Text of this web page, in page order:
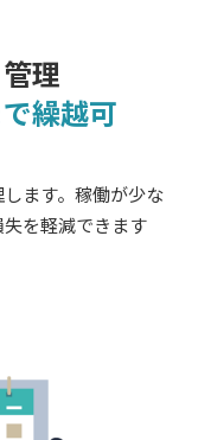
理
繰越可
ます。稼働が少な
を軽減できます